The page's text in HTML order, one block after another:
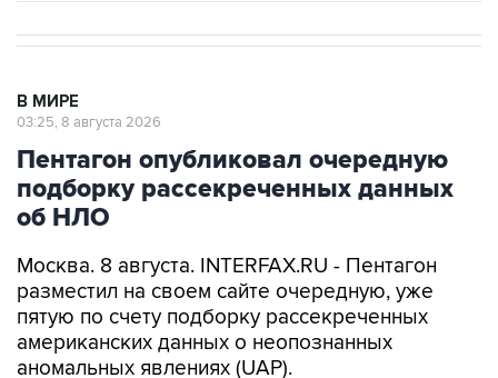
Пентагон опубликовал очередную
подборку рассекреченных данных
об НЛО
Москва. 8 августа. INTERFAX.RU - Пентагон
пятую по счету подборку рассекреченных
американских данных о неопознанных
аномальных явлениях (UAP).
"Министерство войны публикует пятую часть